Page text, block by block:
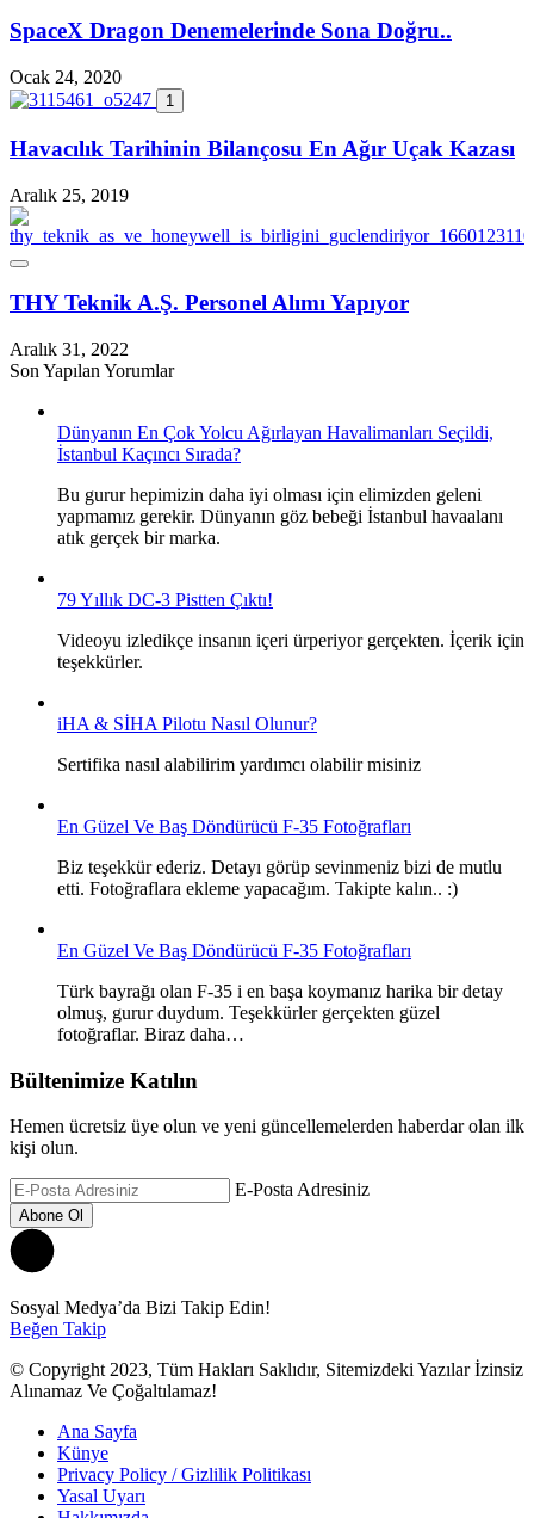
SpaceX Dragon Denemelerinde Sona Doğru..
Ocak 24, 2020
1
Havacılık Tarihinin Bilançosu En Ağır Uçak Kazası
Aralık 25, 2019
THY Teknik A.Ş. Personel Alımı Yapıyor
Aralık 31, 2022
Son Yapılan Yorumlar
Dünyanın En Çok Yolcu Ağırlayan Havalimanları Seçildi,
İstanbul Kaçıncı Sırada?
Bu gurur hepimizin daha iyi olması için elimizden geleni
yapmamız gerekir. Dünyanın göz bebeği İstanbul havaalanı
atık gerçek bir marka.
79 Yıllık DC-3 Pistten Çıktı!
Videoyu izledikçe insanın içeri ürperiyor gerçekten. İçerik için
teşekkürler.
iHA & SİHA Pilotu Nasıl Olunur?
Sertifika nasıl alabilirim yardımcı olabilir misiniz
En Güzel Ve Baş Döndürücü F-35 Fotoğrafları
Biz teşekkür ederiz. Detayı görüp sevinmeniz bizi de mutlu
etti. Fotoğraflara ekleme yapacağım. Takipte kalın.. :)
En Güzel Ve Baş Döndürücü F-35 Fotoğrafları
Türk bayrağı olan F-35 i en başa koymanız harika bir detay
olmuş, gurur duydum. Teşekkürler gerçekten güzel
fotoğraflar. Biraz daha…
Bültenimize Katılın
Hemen ücretsiz üye olun ve yeni güncellemelerden haberdar olan ilk
kişi olun.
E-Posta Adresiniz
Sosyal Medya’da Bizi Takip Edin!
Beğen Takip
© Copyright 2023, Tüm Hakları Saklıdır, Sitemizdeki Yazılar İzinsiz
Alınamaz Ve Çoğaltılamaz!
Ana Sayfa
Künye
Privacy Policy / Gizlilik Politikası
Yasal Uyarı